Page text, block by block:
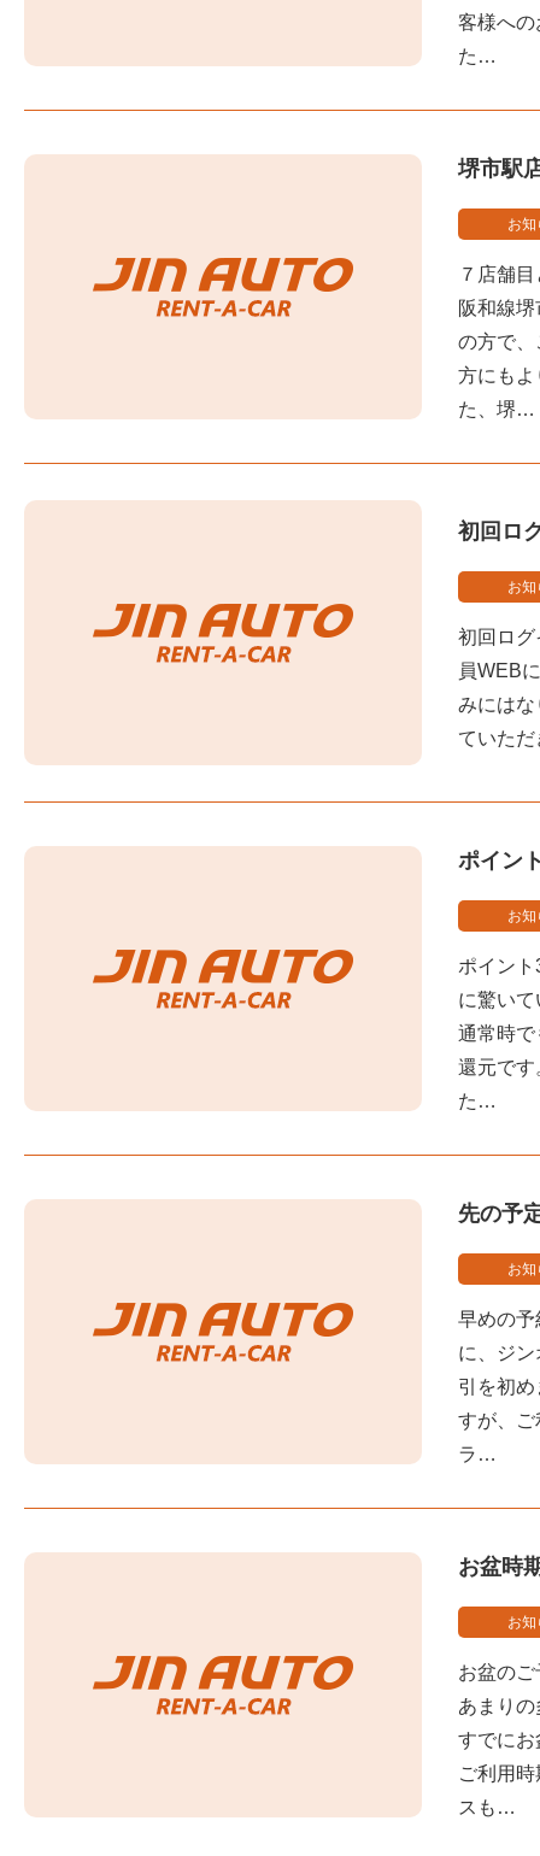
客様への
た…
堺市駅
お知
７店舗
阪和線
の方で、
方にもよ
た、堺…
初回ロ
お知
初回ロ
員WEB
みには
ていた
ポイン
お知
ポイン
に驚い
通常時
還元です
た…
先の予
お知
早めの
に、ジ
引を初
すが、
ラ…
お盆時
お知
お盆の
あまり
すでにお
ご利用
スも…